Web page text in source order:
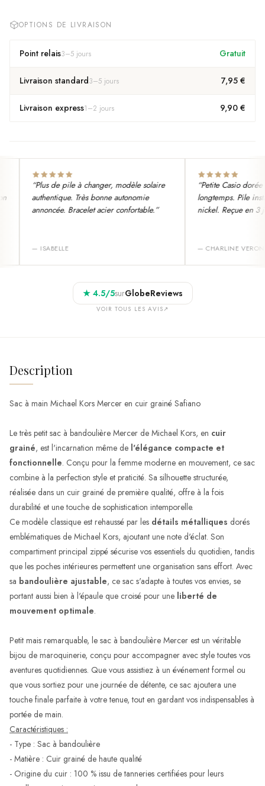
OPTIONS DE LIVRAISON
Point relais3–5 jours Gratuit
Livraison standard3–5 jours 7,95 €
Livraison express1–2 jours 9,90 €
Plus de pile à changer, modèle solaire
authentique. Très bonne autonomie
annoncée. Bracelet acier confortable.”
—ISABELLE
Petite Casio dorée
longtemps. Pile
nickel. Reçue en 3
—CHARLINE VERON
★ 4.5/5surGlobeReviews
VOIR TOUS LES AVIS↗
Description
Sac à main Michael Kors Mercer en cuir grainé Safiano
Le très petit sac à bandoulière Mercer de Michael Kors, en cuir
grainé, est l'incarnation même de l'élégance compacte et
fonctionnelle. Conçu pour la femme moderne en mouvement, ce sac
combine à la perfection style et praticité. Sa silhouette structurée,
réalisée dans un cuir grainé de première qualité, offre à la fois
durabilité et une touche de sophistication intemporelle.
Ce modèle classique est rehaussé par les détails métalliques dorés
emblématiques de Michael Kors, ajoutant une note d'éclat. Son
compartiment principal zippé sécurise vos essentiels du quotidien, tandis
que les poches intérieures permettent une organisation sans effort. Avec
sa bandoulière ajustable, ce sac s'adapte à toutes vos envies, se
portant aussi bien à l'épaule que croisé pour une liberté de
mouvement optimale.
Petit mais remarquable, le sac à bandoulière Mercer est un véritable
bijou de maroquinerie, conçu pour accompagner avec style toutes vos
aventures quotidiennes. Que vous assistiez à un événement formel ou
que vous sortiez pour une journée de détente, ce sac ajoutera une
touche finale parfaite à votre tenue, tout en gardant vos indispensables à
portée de main.
Caractéristiques :
- Type : Sac à bandoulière
- Matière : Cuir grainé de haute qualité
- Origine du cuir : 100 % issu de tanneries certifiées pour leurs